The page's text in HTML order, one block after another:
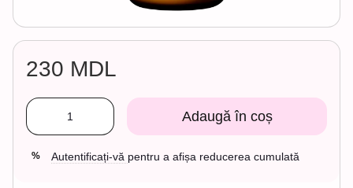
230 MDL
Adaugă în coș
% Autentificați-vă pentru a afișa reducerea cumulată